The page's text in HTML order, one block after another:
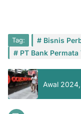
Tag: Bisnis
PT Bank Permata
Awal